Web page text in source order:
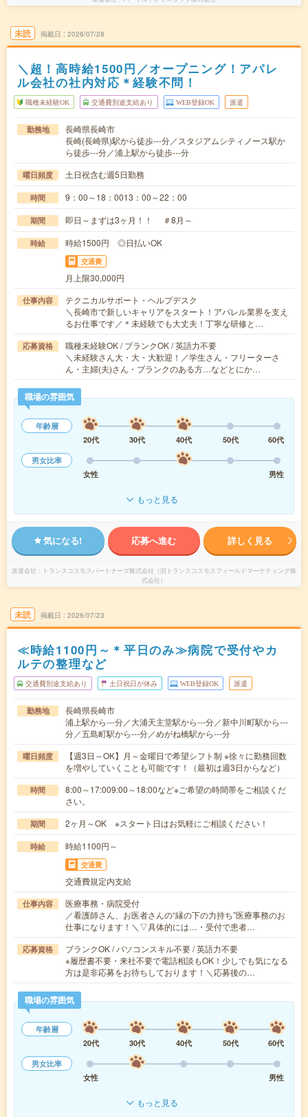
未読 掲載日 2026/07/28
＼超！高時給1500円／オープニング！アパレ
ル会社の社内対応＊経験不問！
職種未経験OK 交通費別途支給あり WEB登録OK 派遣
勤務地
長崎県長崎市
長崎(長崎県)駅から徒歩---分／スタジアムシティノース駅か
ら徒歩---分／浦上駅から徒歩---分
曜日頻度 土日祝含む週5日勤務
時間 9：00～18：0013：00～22：00
期間 即日～まずは3ヶ月！！ ＃8月～
時給 時給1500円 ◎日払いOK
交通費
月上限30,000円
仕事内容
テクニカルサポート・ヘルプデスク
＼長崎市で新しいキャリアをスタート！アパレル業界を支え
るお仕事です／＊未経験でも大丈夫！丁寧な研修と…
応募資格
職種未経験OK / ブランクOK / 英語力不要
＼未経験さん大・大・大歓迎！／学生さん・フリーターさ
ん・主婦(夫)さん・ブランクのある方…などとにか…
職場の雰囲気
年齢層
20代
30代 40代 50代
60代
男女比率
女性
男性
もっと見る
気になる! 応募へ進む 詳しく見る
派遣会社
トランスコスモスパートナーズ株式会社（旧トランスコスモスフィールドマーケティング株
式会社）
未読 掲載日 2026/07/23
≪時給1100円～＊平日のみ≫病院で受付やカ
ルテの整理など
交通費別途支給あり 土日祝日が休み WEB登録OK 派遣
勤務地
長崎県長崎市
浦上駅から---分／大浦天主堂駅から---分／新中川町駅から---
分／五島町駅から---分／めがね橋駅から---分
曜日頻度
【週3日～OK】月～金曜日で希望シフト制 ※徐々に勤務回数
を増やしていくことも可能です！（最初は週3日からなど）
時間
8:00～17:009:00～18:00など※ご希望の時間帯をご相談くだ
さい。
期間 2ヶ月～OK ※スタート日はお気軽にご相談ください！
時給 時給1100円～
交通費
交通費規定内支給
仕事内容
医療事務・病院受付
／看護師さん、お医者さんの“縁の下の力持ち”医療事務のお
仕事になります！＼▽具体的には…・受付で患者…
応募資格
ブランクOK / パソコンスキル不要 / 英語力不要
※履歴書不要・来社不要で電話相談もOK！少しでも気になる
方は是非応募をお待ちしております！＼応募後の…
職場の雰囲気
年齢層
20代
30代 40代 50代
60代
男女比率
女性
男性
もっと見る